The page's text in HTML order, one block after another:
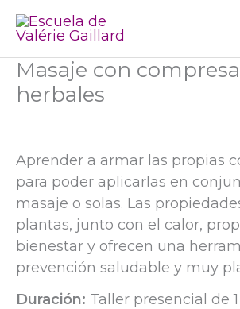
Masaje con
herbales
Aprender a armar las propias
para poder aplicarlas en
masaje o solas. Las
plantas, junto con el calor,
bienestar y ofrecen una
prevención saludable y muy
Duración: Taller presencial de